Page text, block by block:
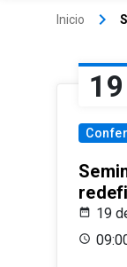
Inicio keyboard_arrow_right
19
19